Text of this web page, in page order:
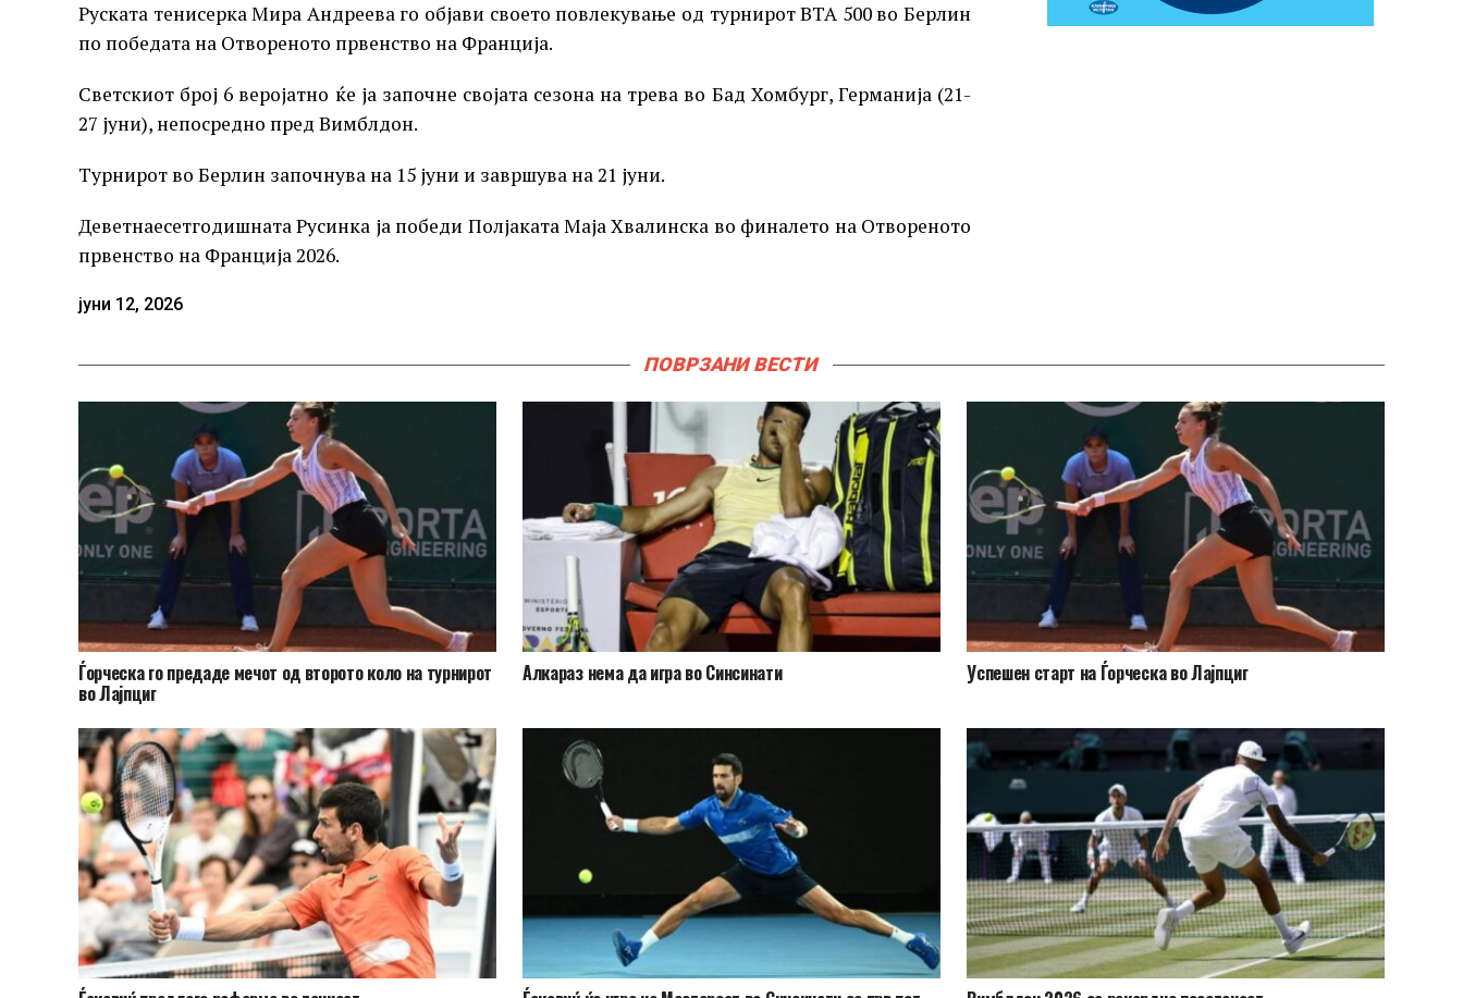
Руската тенисерка Мира Андреева го објави своето повлекување од турнирот ВТА 500 во Берлин
по победата на Отвореното првенство на Франција.
Светскиот број 6 веројатно ќе ја започне својата сезона на трева во Бад Хомбург, Германија (21-
27 јуни), непосредно пред Вимблдон.
Турнирот во Берлин започнува на 15 јуни и завршува на 21 јуни.
Деветнаесетгодишната Русинка ја победи Полјаката Маја Хвалинска во финалето на Отвореното
првенство на Франција 2026.
јуни 12, 2026
ПОВРЗАНИ ВЕСТИ
Ѓорческа го предаде мечот од второто коло на турнирот
во Лајпциг
Алкараз нема да игра во Синсинати Успешен старт на Ѓорческа во Лајпциг